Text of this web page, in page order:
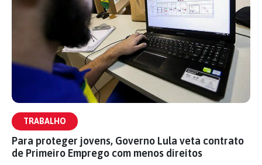
TRABALHO
Para proteger jovens, Governo Lula veta contrato
de Primeiro Emprego com menos direitos